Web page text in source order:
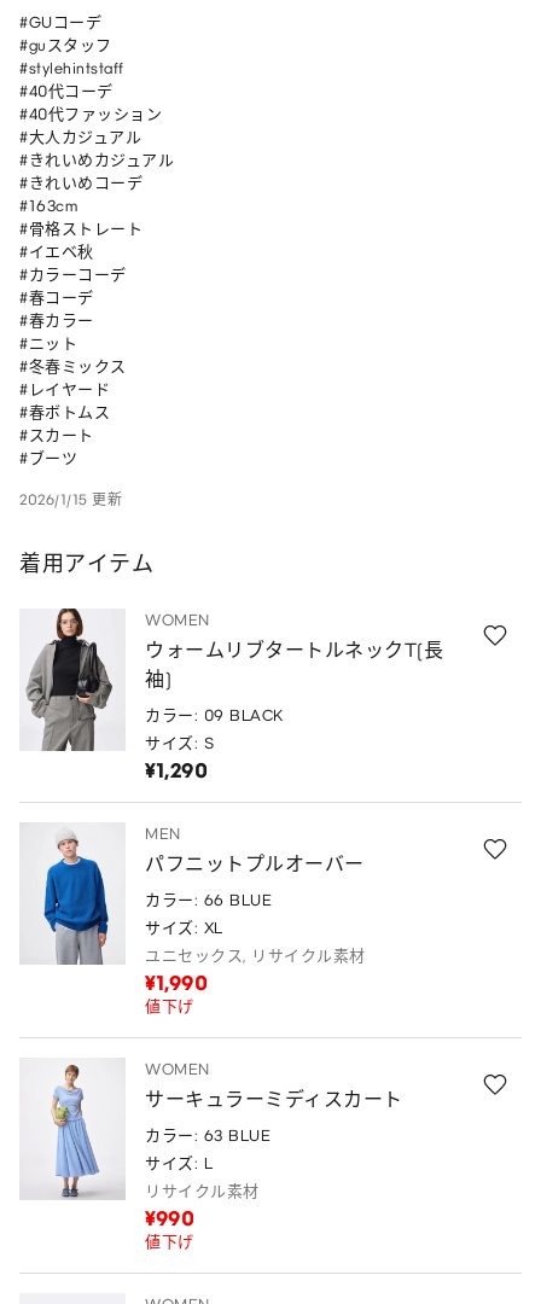
#GUコーデ
#guスタッフ
#stylehintstaff
#40代コーデ
#40代ファッション
#大人カジュアル
#きれいめカジュアル
#きれいめコーデ
#163cm
#骨格ストレート
#イエベ秋
#カラーコーデ
#春コーデ
#春カラー
#ニット
#冬春ミックス
#レイヤード
#春ボトムス
#スカート
#ブーツ
2026/1/15 更新
着用アイテム
WOMEN
ウォームリブタートルネックT(長
袖)
カラー: 09 BLACK
サイズ: S
¥1,290
MEN
パフニットプルオーバー
カラー: 66 BLUE
サイズ: XL
ユニセックス, リサイクル素材
¥1,990
値下げ
WOMEN
サーキュラーミディスカート
カラー: 63 BLUE
サイズ: L
リサイクル素材
¥990
値下げ